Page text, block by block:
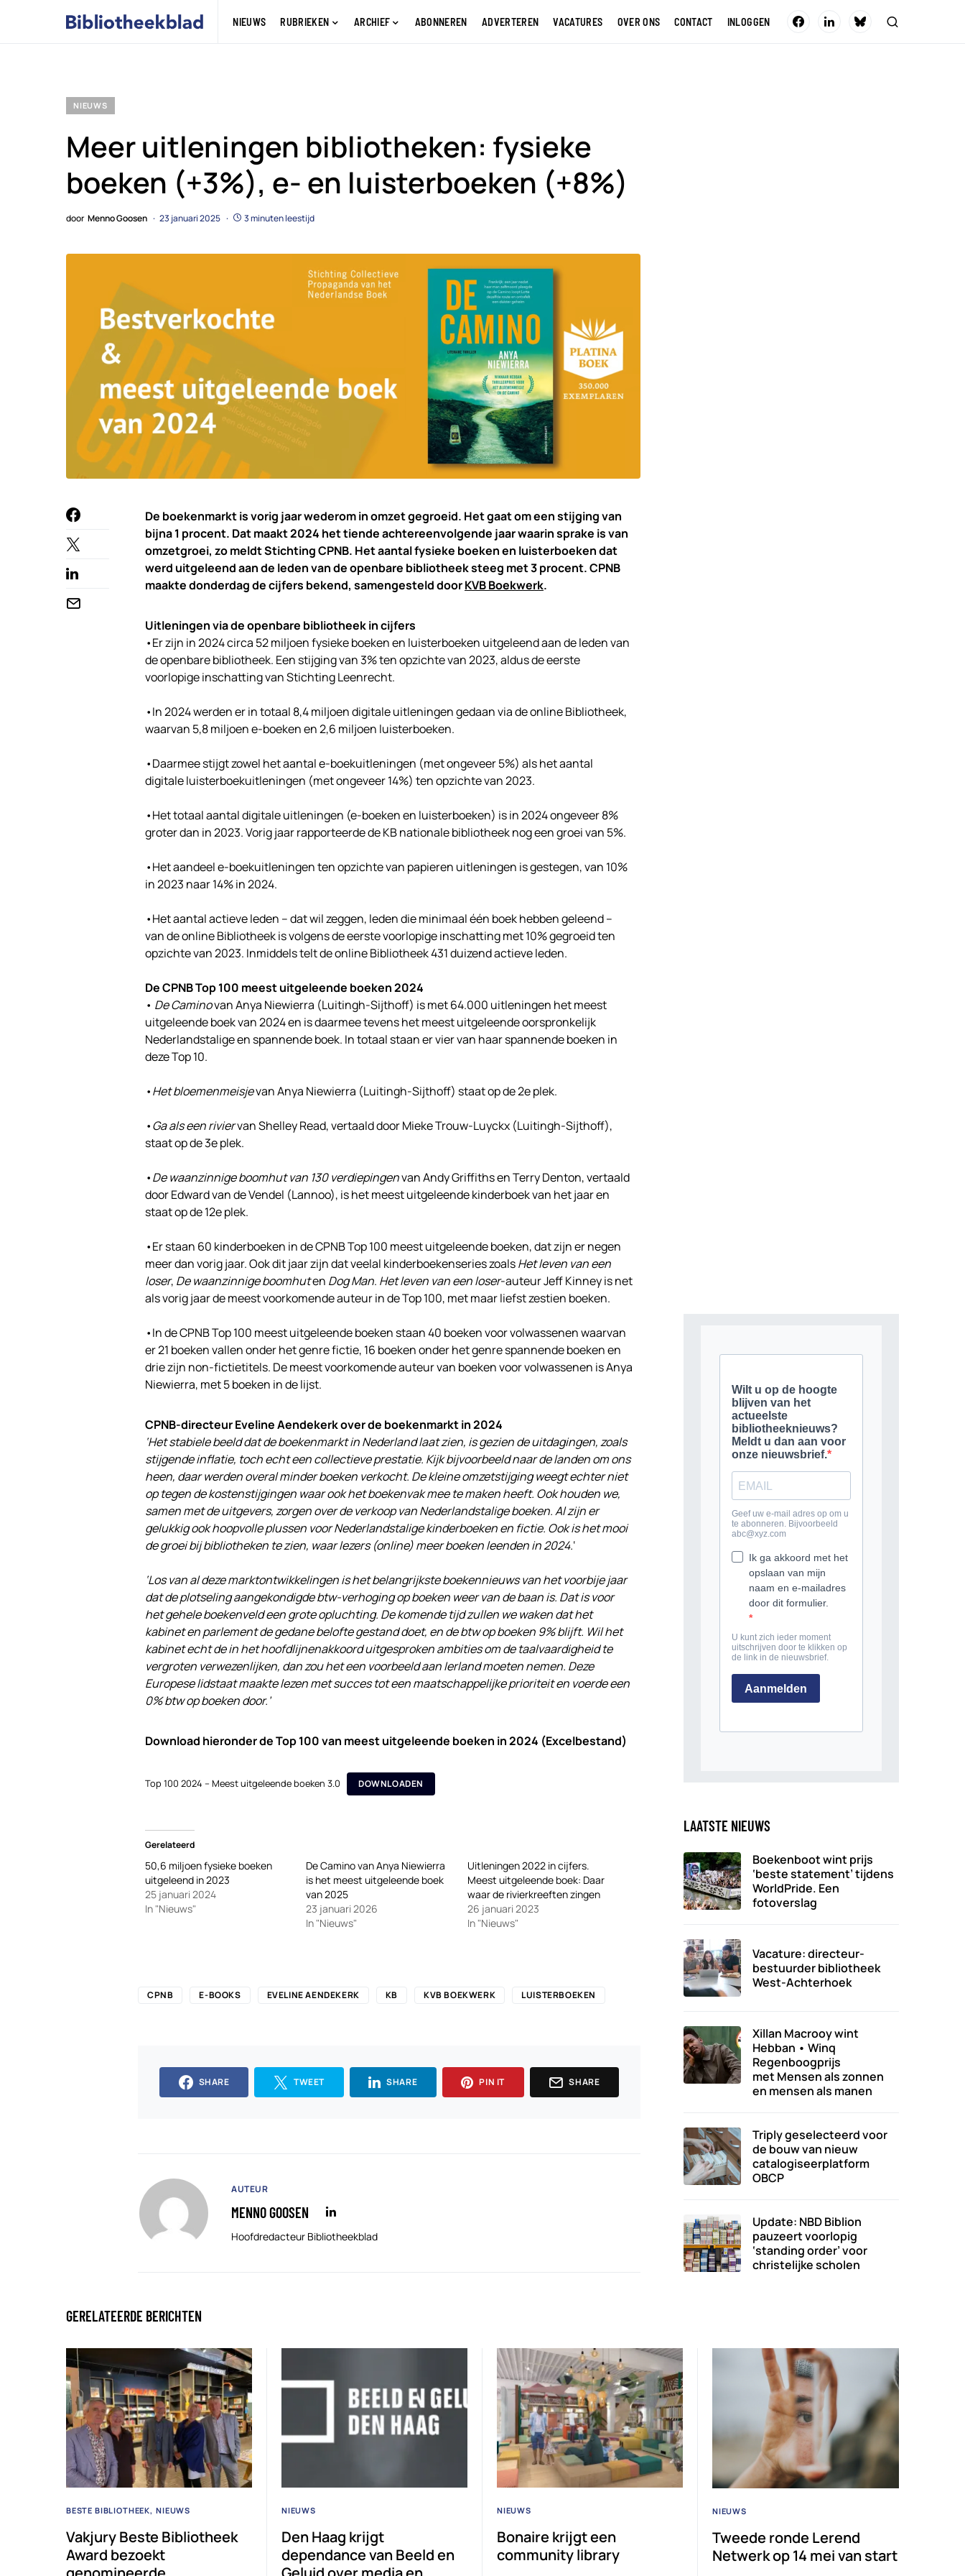
NIEUWS RUBRIEKEN ARCHIEF ABONNEREN ADVERTEREN VACATURES OVER ONS CONTACT INLOGGEN
NIEUWS
Meer uitleningen bibliotheken: fysieke
boeken (+3%), e- en luisterboeken (+8%)
door Menno Goosen 23 januari 2025 3 minuten leestijd
De boekenmarkt is vorig jaar wederom in omzet gegroeid. Het gaat om een stijging van
bijna 1 procent. Dat maakt 2024 het tiende achtereenvolgende jaar waarin sprake is van
omzetgroei, zo meldt Stichting CPNB. Het aantal fysieke boeken en luisterboeken dat
werd uitgeleend aan de leden van de openbare bibliotheek steeg met 3 procent.CPNB
maakte donderdag de cijfers bekend, samengesteld doorKVB Boekwerk.
Uitleningen via de openbare bibliotheek in cijfers
•Er zijn in 2024 circa 52 miljoen fysieke boeken en luisterboeken uitgeleend aan de leden van
de openbare bibliotheek. Een stijging van 3% ten opzichte van 2023, aldus de eerste
voorlopige inschatting van Stichting Leenrecht.
•In 2024 werden er in totaal 8,4 miljoen digitale uitleningen gedaan via de online Bibliotheek,
waarvan 5,8 miljoen e-boeken en 2,6 miljoen luisterboeken.
•Daarmee stijgt zowel het aantal e-boekuitleningen (met ongeveer 5%) als het aantal
digitale luisterboekuitleningen (met ongeveer 14%) ten opzichte van 2023.
•Het totaal aantal digitale uitleningen (e-boeken en luisterboeken) is in 2024 ongeveer 8%
groter dan in 2023. Vorig jaar rapporteerde de KB nationale bibliotheek nog een groei van 5%.
•Het aandeel e-boekuitleningen ten opzichte van papieren uitleningen is gestegen, van 10%
in 2023 naar 14% in 2024.
•Het aantal actieve leden – dat wil zeggen, leden die minimaal één boek hebben geleend –
van de online Bibliotheek is volgens de eerste voorlopige inschatting met 10% gegroeid ten
opzichte van 2023. Inmiddels telt de online Bibliotheek 431 duizend actieve leden.
De CPNB Top 100 meest uitgeleende boeken 2024
• De Caminovan Anya Niewierra (Luitingh-Sijthoff) is met 64.000 uitleningen het meest
uitgeleende boek van 2024 en is daarmee tevens het meest uitgeleende oorspronkelijk
Nederlandstalige en spannende boek. In totaal staan er vier van haar spannende boeken in
deze Top 10.
•Het bloemenmeisjevan Anya Niewierra (Luitingh-Sijthoff) staat op de 2e plek.
•Ga als een riviervan Shelley Read, vertaald door Mieke Trouw-Luyckx (Luitingh-Sijthoff),
staat op de 3e plek.
•De waanzinnige boomhut van 130 verdiepingenvan Andy Griffiths en Terry Denton, vertaald
door Edward van de Vendel (Lannoo), is het meest uitgeleende kinderboek van het jaar en
staat op de 12e plek.
•Er staan 60 kinderboeken in de CPNB Top 100 meest uitgeleende boeken, dat zijn er negen
meer dan vorig jaar. Ook dit jaar zijn dat veelal kinderboekenseries zoalsHet leven van een
loser, De waanzinnige boomhuten Dog Man. Het leven van een loser-auteur Jeff Kinney is net
als vorig jaar de meest voorkomende auteur in de Top 100, met maar liefst zestien boeken.
•In de CPNB Top 100 meest uitgeleende boeken staan 40 boeken voor volwassenen waarvan
er 21 boeken vallen onder het genre fictie, 16 boeken onder het genre spannende boeken en
drie zijn non-fictietitels. De meest voorkomende auteur van boeken voor volwassenen is Anya
Niewierra, met 5 boeken in de lijst.
CPNB-directeur Eveline Aendekerk over de boekenmarkt in 2024
‘Het stabiele beeld dat de boekenmarkt in Nederland laat zien, is gezien de uitdagingen, zoals
stijgende inflatie, toch echt een collectieve prestatie. Kijk bijvoorbeeld naar de landen om ons
heen, daar werden overal minder boeken verkocht. De kleine omzetstijging weegt echter niet
op tegen de kostenstijgingen waar ook het boekenvak mee te maken heeft. Ook houden we,
samen met de uitgevers, zorgen over de verkoop van Nederlandstalige boeken. Al zijn er
gelukkig ook hoopvolle plussen voor Nederlandstalige kinderboeken en fictie. Ook is het mooi
de groei bij bibliotheken te zien, waar lezers (online) meer boeken leenden in 2024.‘
‘Los van al deze marktontwikkelingen is het belangrijkste boekennieuws van het voorbije jaar
dat de plotseling aangekondigde btw-verhoging op boeken weer van de baan is. Dat is voor
het gehele boekenveld een grote opluchting. De komende tijd zullen we waken dat het
kabinet en parlement de gedane belofte gestand doet, en de btw op boeken 9% blijft. Wil het
kabinet echt de in het hoofdlijnenakkoord uitgesproken ambities om de taalvaardigheid te
vergroten verwezenlijken, dan zou het een voorbeeld aan Ierland moeten nemen. Deze
Europese lidstaat maakte lezen met succes tot een maatschappelijke prioriteit en voerde een
0% btw op boeken door.’
Download hieronder de Top 100 van meest uitgeleende boeken in 2024 (Excelbestand)
Top 100 2024 – Meest uitgeleende boeken 3.0 DOWNLOADEN
Gerelateerd
50,6 miljoen fysieke boeken
uitgeleend in 2023
25 januari 2024
In "Nieuws"
De Camino van Anya Niewierra
is het meest uitgeleende boek
van 2025
23 januari 2026
In "Nieuws"
Uitleningen 2022 in cijfers.
Meest uitgeleende boek: Daar
waar de rivierkreeften zingen
26 januari 2023
In "Nieuws"
CPNB E-BOOKS EVELINE AENDEKERK KB KVB BOEKWERK LUISTERBOEKEN
SHARE TWEET SHARE PIN IT SHARE
AUTEUR
MENNO GOOSEN
Hoofdredacteur Bibliotheekblad
LAATSTE NIEUWS
Boekenboot wint prijs
‘beste statement’ tijdens
WorldPride. Een
fotoverslag
Vacature: directeur-
bestuurder bibliotheek
West-Achterhoek
Xillan Macrooy wint
Hebban • Winq
Regenboogprijs
met Mensen als zonnen
en mensen als manen
Triply geselecteerd voor
de bouw van nieuw
catalogiseerplatform
OBCP
Update: NBD Biblion
pauzeert voorlopig
‘standing order’ voor
christelijke scholen
GERELATEERDE BERICHTEN
BESTE BIBLIOTHEEK NIEUWS
Vakjury Beste Bibliotheek
Award bezoekt
NIEUWS
Den Haag krijgt
dependance van Beeld en
NIEUWS
Bonaire krijgt een
community library
NIEUWS
Tweede ronde Lerend
Netwerk op 14 mei van start